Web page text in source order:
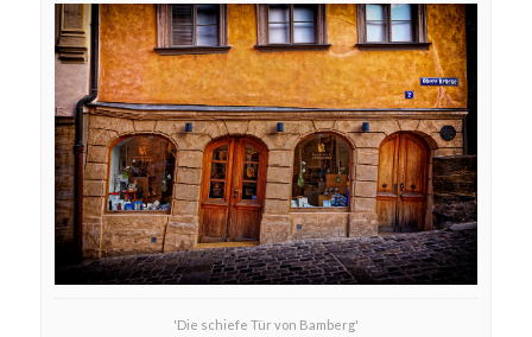
'Die schiefe Tür von Bamberg'